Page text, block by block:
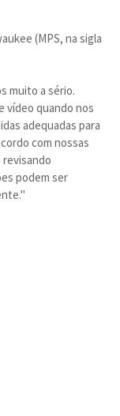
(MPS, na sigla
muito a sério.
vídeo quando nos
adequadas para
com nossas
podem ser